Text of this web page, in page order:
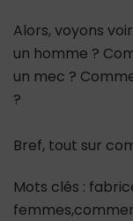
Alors, voyons
un homme ?
un mec ?
?
Bref, tout sur
Mots clés :